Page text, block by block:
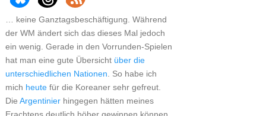
… keine Ganztagsbeschäftigung. Während
der WM ändert sich das dieses Mal jedoch
ein wenig. Gerade in den Vorrunden-Spielen
hat man eine gute Übersicht über die
unterschiedlichen Nationen . So habe ich
mich heutefür die Koreaner sehr gefreut.
Die Argentinierhingegen hätten meines